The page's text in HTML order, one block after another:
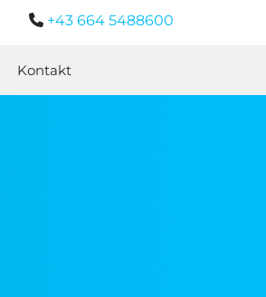
 +43 664 5488600
Kontakt